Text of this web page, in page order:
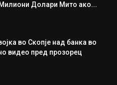
Долари Мито ако...
во Скопје над банка во
видео пред прозорец